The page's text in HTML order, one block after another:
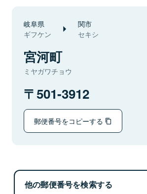
岐阜県
ギフケン
関市
セキシ
宮河町
ミヤガワチョウ
501-3912
郵便番号をコピーする
他の郵便番号を検索する